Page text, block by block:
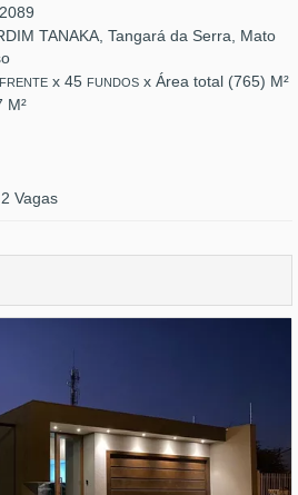
TANAKA, Tangará da Serra, Mato
FRENTE x 45 FUNDOS x Área total (765) M²
M²
2 Vagas